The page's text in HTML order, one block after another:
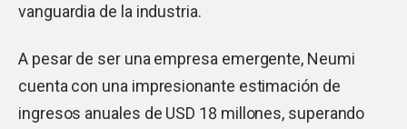
vanguardia de la industria.
A pesar de ser una empresa emergente, Neumi
cuenta con una impresionante estimación de
ingresos anuales de USD 18 millones, superando